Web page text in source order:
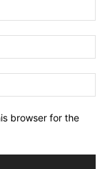
browser for the